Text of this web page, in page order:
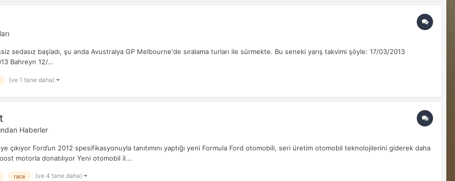
sedasız başladı, şu anda Avustralya GP Melbourne'de sıralama turları ile sürmekte. Bu seneki yarış takvimi şöyle: 17/03/2013
Bahreyn 12/...
(ve 1 tane daha)
Haberler
çıkıyor Ford’un 2012 spesifikasyonuyla tanıtımını yaptığı yeni Formula Ford otomobili, seri üretim otomobil teknolojilerini giderek daha
motorla donatılıyor Yeni otomobil il...
race (ve 4 tane daha)